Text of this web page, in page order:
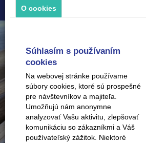
O cookies
Súhlasím s používaním
cookies
Na webovej stránke používame
súbory cookies, ktoré sú prospešné
pre návštevníkov a majiteľa.
Umožňujú nám anonymne
analyzovať Vašu aktivitu, zlepšovať
komunikáciu so zákazníkmi a Váš
používateľský zážitok. Niektoré